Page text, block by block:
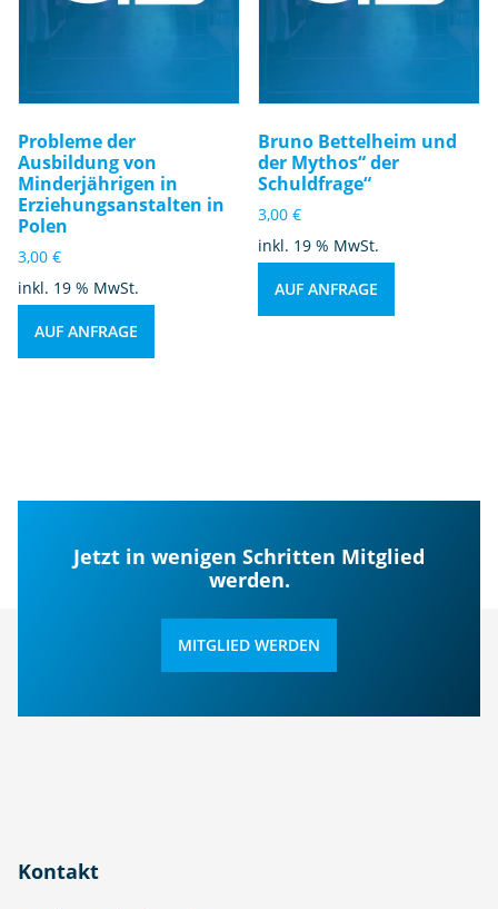
Probleme der
Ausbildung von
Minderjährigen in
Erziehungsanstalten in
Polen
3,00 €
inkl. 19 % MwSt.
AUF ANFRAGE
Bruno Bettelheim und
der Mythos“ der
Schuldfrage“
3,00€
inkl. 19 % MwSt.
AUF ANFRAGE
Jetzt in wenigen Schritten Mitglied
werden.
MITGLIED WERDEN
Kontakt